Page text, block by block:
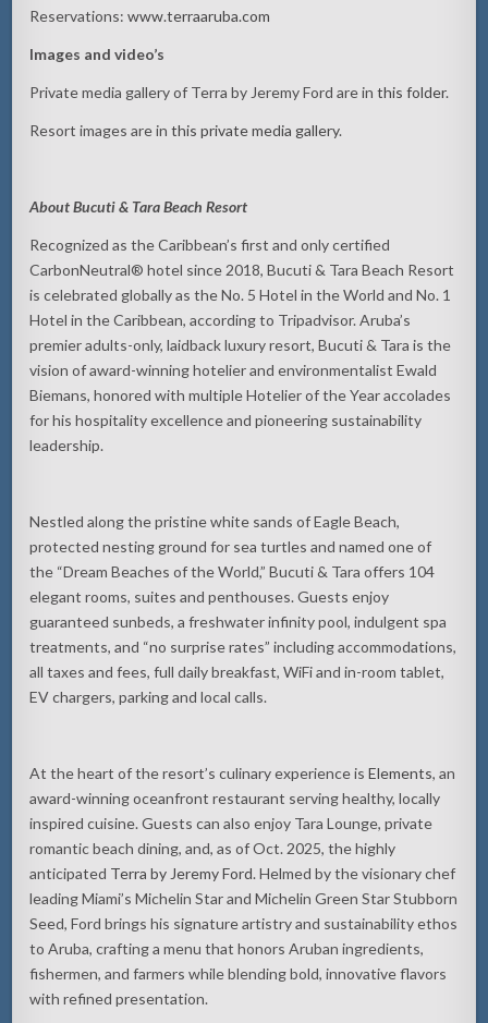
Reservations:www.terraaruba.com
Images and video’s
Private media gallery of Terra by Jeremy Ford are inthis folder.
Resort images are inthis private media gallery.
About Bucuti & Tara Beach Resort
Recognized as the Caribbean’s first and only certified
CarbonNeutral® hotel since 2018, Bucuti & Tara Beach Resort
is celebrated globally as the No. 5 Hotel in the World and No. 1
Hotel in the Caribbean, according to Tripadvisor. Aruba’s
premier adults-only, laidback luxury resort, Bucuti & Tara is the
vision of award-winning hotelier and environmentalist Ewald
Biemans, honored with multiple Hotelier of the Year accolades
for his hospitality excellence and pioneering sustainability
leadership.
Nestled along the pristine white sands of Eagle Beach,
protected nesting ground for sea turtles and named one of
the “Dream Beaches of the World,” Bucuti & Tara offers 104
elegant rooms, suites and penthouses. Guests enjoy
guaranteed sunbeds, a freshwater infinity pool, indulgent spa
treatments, and “no surprise rates” including accommodations,
all taxes and fees, full daily breakfast, WiFi and in-room tablet,
EV chargers, parking and local calls.
At the heart of the resort’s culinary experience isElements, an
award-winning oceanfront restaurant serving healthy, locally
inspired cuisine. Guests can also enjoy Tara Lounge, private
romantic beach dining, and, as of Oct. 2025, the highly
anticipated Terra by Jeremy Ford. Helmed by the visionary chef
leading Miami’s Michelin Star and Michelin Green Star Stubborn
Seed, Ford brings his signature artistry and sustainability ethos
to Aruba, crafting a menu that honors Aruban ingredients,
fishermen, and farmers while blending bold, innovative flavors
with refined presentation.